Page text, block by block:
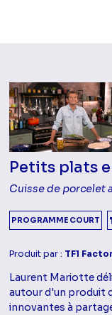
Petits plats
Cuisse de porcelet
PROGRAMME COURT
Produit par : TF1
Laurent Mariotte
autour d'un produit
innovantes à